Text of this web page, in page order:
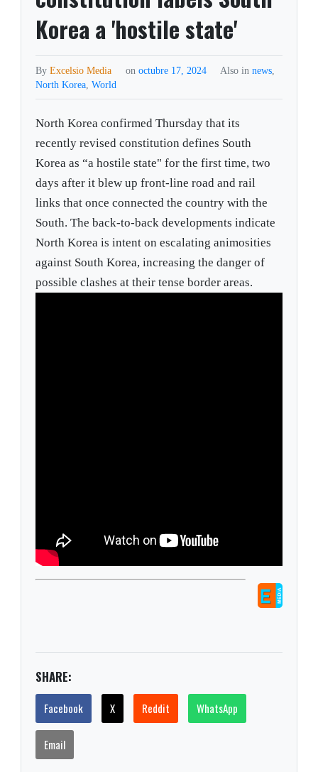
Korea a 'hostile state'
ByExcelsio Media on octubre 17, 2024 Also in news,
North Korea,World
North Korea confirmed Thursday that its
recently revised constitution defines South
Korea as “a hostile state" for the first time, two
days after it blew up front-line road and rail
links that once connected the country with the
South. The back-to-back developments indicate
North Korea is intent on escalating animosities
against South Korea, increasing the danger of
possible clashes at their tense border areas.
SHARE:
Facebook X Reddit WhatsApp
Email